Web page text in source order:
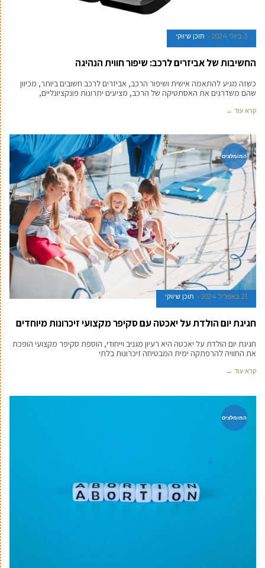
3 ביולי 2024 תוכן שיווקי
החשיבות של אביזרים לרכב: שיפור חווית הנהיגה
כשזה מגיע להתאמה אישית ושיפור הרכב, אביזרים לרכב חשובים ביותר, מכיוון
שהם משדרגים את האסתטיקה של הרכב, מציעים יתרונות פונקציונליים,
קרא עוד ←
המומלצים
21 באפריל 2024 תוכן שיווקי
חגיגת יום הולדת על יאכטה עם סקיפר מקצועי זיכרונות מיוחדים
חגיגת יום הולדת על יאכטה היא רעיון מגניב וייחודי, הוספת סקיפר מקצועי הופכת
את החוויה להרפתקה ימית המבטיחה זיכרונות בלתי
קרא עוד ←
המומלצים